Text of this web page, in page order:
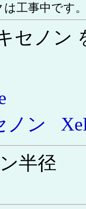
工事中です
セノン
ノン
半径